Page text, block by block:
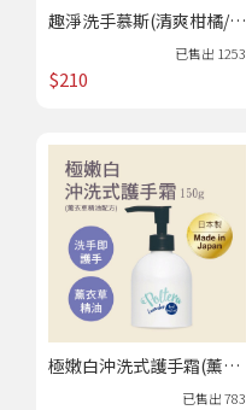
趣淨洗手慕斯(清爽柑橘/清
新果香)-日本獅王｜居家
已售出 1253
$210
極嫩白沖洗式護手霜(薰衣
草精油配方)｜居家生活 /
已售出783